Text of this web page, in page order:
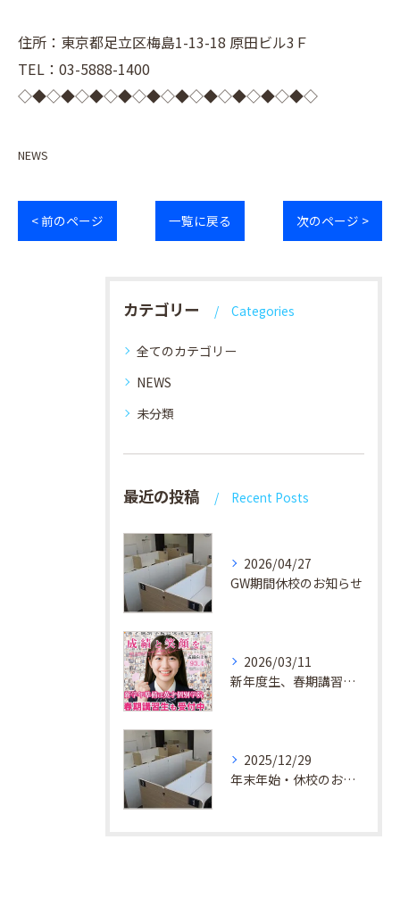
住所：東京都足立区梅島1-13-18 原田ビル3Ｆ
TEL：03-5888-1400
◇◆◇◆◇◆◇◆◇◆◇◆◇◆◇◆◇◆◇◆◇
NEWS
< 前のページ 一覧に戻る 次のページ >
カテゴリー Categories
全てのカテゴリー
NEWS
未分類
最近の投稿 Recent Posts
2026/04/27
GW期間休校のお知らせ
2026/03/11
新年度生、春期講習生 受付中！
2025/12/29
年末年始・休校のお知らせ